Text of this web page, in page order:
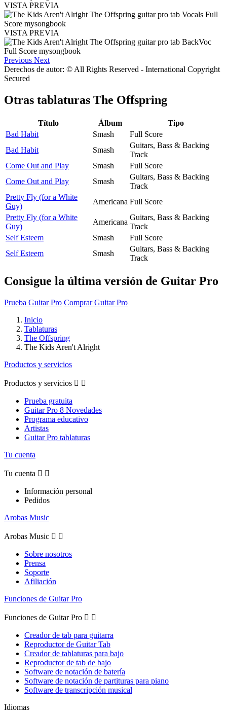
VISTA PREVIA
VISTA PREVIA
Previous Next
Derechos de autor: © All Rights Reserved - International Copyright
Secured
Otras tablaturas The Offspring
Título Álbum
Tipo
Bad Habit
Smash
Full Score
Bad Habit
Smash
Guitars, Bass & Backing
Track
Come Out and Play
Smash
Full Score
Come Out and Play
Smash
Guitars, Bass & Backing
Track
Pretty Fly (for a White
Guy)
Americana Full Score
Pretty Fly (for a White
Guy)
Americana
Guitars, Bass & Backing
Track
Self Esteem
Smash
Full Score
Self Esteem
Smash
Guitars, Bass & Backing
Track
Consigue la última versión de Guitar Pro
Prueba Guitar Pro Comprar Guitar Pro
Inicio
Tablaturas
The Offspring
The Kids Aren't Alright
Productos y servicios
Productos y servicios  
Prueba gratuita
Guitar Pro 8 Novedades
Programa educativo
Artistas
Guitar Pro tablaturas
Tu cuenta
Tu cuenta  
Información personal
Pedidos
Arobas Music
Arobas Music  
Sobre nosotros
Prensa
Soporte
Afiliación
Funciones de Guitar Pro
Funciones de Guitar Pro  
Creador de tab para guitarra
Reproductor de Guitar Tab
Creador de tablaturas para bajo
Reproductor de tab de bajo
Software de notación de batería
Software de notación de partituras para piano
Software de transcripción musical
Idiomas